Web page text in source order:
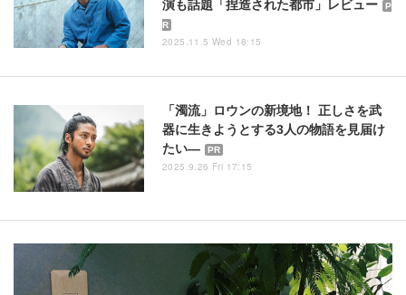
演も話題「捏造された都市」レビュー
P
R
2025.11.5 Wed 18:15
「濁流」ロウンの新境地！ 正しさを武
器に生きようとする3人の物語を見届け
たい―
PR
2025.9.26 Fri 17:15